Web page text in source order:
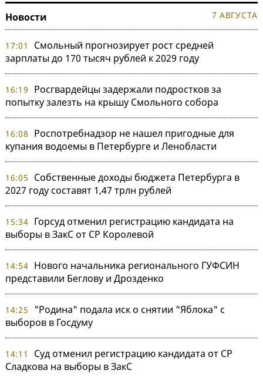
Новости 7 АВГУСТА
17:01
Смольный прогнозирует рост средней
зарплаты до 170 тысяч рублей к 2029 году
16:19
Росгвардейцы задержали подростков за
попытку залезть на крышу Смольного собора
16:08
Роспотребнадзор не нашел пригодные для
купания водоемы в Петербурге и Ленобласти
16:05
Собственные доходы бюджета Петербурга в
2027 году составят 1,47 трлн рублей
15:34 Горсуд отменил регистрацию кандидата на
выборы в ЗакС от СР Королевой
14:54 Нового начальника регионального ГУФСИН
представили Беглову и Дрозденко
14:25
"Родина" подала иск о снятии "Яблока" с
выборов в Госдуму
14:11
Суд отменил регистрацию кандидата от СР
Сладкова на выборы в ЗакС